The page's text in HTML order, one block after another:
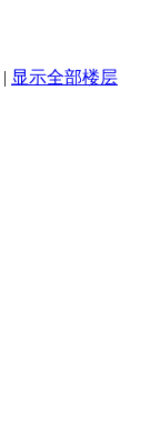
| 显示全部楼层